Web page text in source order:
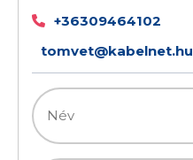
+36309464102
tomvet@kabelnet.hu